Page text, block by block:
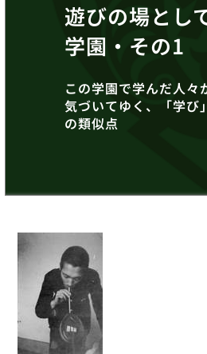
遊びの場とし
学園・その1
この学園で学んだ人々
気づいてゆく、「学び
の類似点